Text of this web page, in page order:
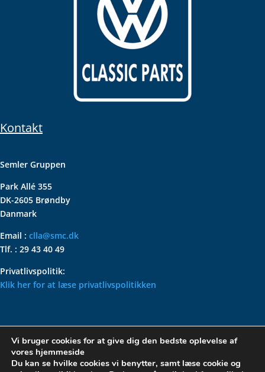
Kontakt
Semler Gruppen
Park Allé 355
DK-2605 Brøndby
Danmark
Email : clla@smc.dk
Tlf. : 29 43 40 49
Privatlivspolitik:
Klik her for at læse privatlivspolitikken
VOLKSWAGEN CLASSIC
PARTS – HOLDER DIN
KLASSISKE VOLKSWAGEN I
Vi bruger cookies for at give dig den bedste oplevelse af
vores hjemmeside
Du kan se hvilke cookies vi benytter, samt læse cookie og